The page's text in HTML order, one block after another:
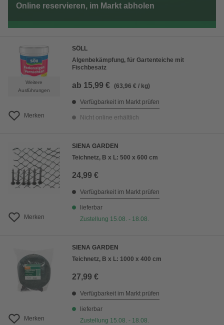
Online reservieren, im Markt abholen
Weitere
Ausführungen
Merken
SÖLL
Algenbekämpfung, für Gartenteiche mit
Fischbesatz
ab 15,99 € (63,96 € / kg)
Verfügbarkeit im Markt prüfen
Nicht online erhältlich
Merken
SIENA GARDEN
Teichnetz, B x L: 500 x 600 cm
24,99 €
Verfügbarkeit im Markt prüfen
lieferbar
Zustellung 15.08. - 18.08.
Merken
SIENA GARDEN
Teichnetz, B x L: 1000 x 400 cm
27,99 €
Verfügbarkeit im Markt prüfen
lieferbar
Zustellung 15.08. - 18.08.